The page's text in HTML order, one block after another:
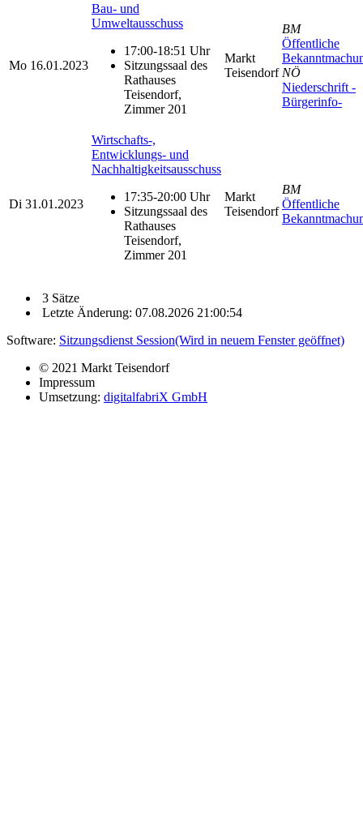
Mo 16.01.2023
Bau- und
Umweltausschuss
17:00-18:51 Uhr
Sitzungssaal des
Rathauses
Teisendorf,
Zimmer 201
Markt
Teisendorf
BM
Öffentliche
NÖ
Niederschrift -
Bürgerinfo-
Di 31.01.2023
Wirtschafts-,
Entwicklungs- und
Nachhaltigkeitsausschuss
17:35-20:00 Uhr
Sitzungssaal des
Rathauses
Teisendorf,
Zimmer 201
Markt
Teisendorf
BM
Öffentliche
3 Sätze
Letzte Änderung: 07.08.2026 21:00:54
Software: Sitzungsdienst Session(Wird in neuem Fenster geöffnet)
© 2021 Markt Teisendorf
Impressum
Umsetzung: digitalfabriX GmbH